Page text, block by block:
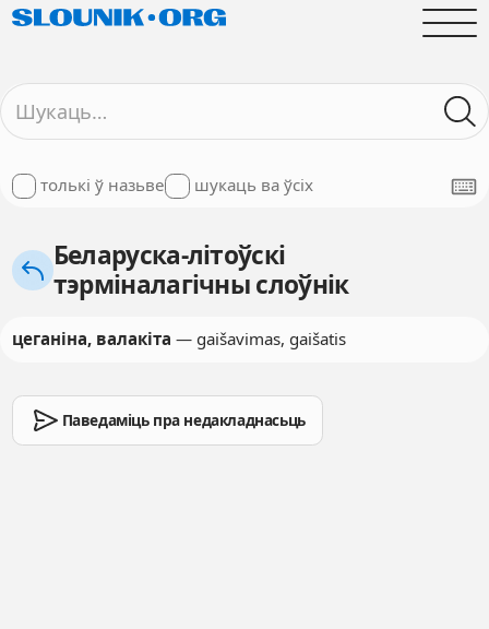
толькі ў назьве шукаць ва ўсіх
Беларуска-літоўскі
тэрміналагічны слоўнік
цеганіна, валакіта — gaišavimas, gaišatis
Паведаміць пра недакладнасьць